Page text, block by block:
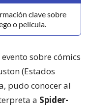
clave sobre
o película.
sobre cómics
(Estados
pudo conocer al
a Spider-